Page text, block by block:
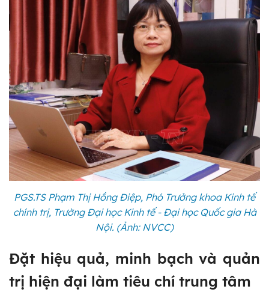
PGS.TS Phạm Thị Hồng Điệp, Phó Trưởng khoa Kinh tế
chính trị, Trường Đại học Kinh tế - Đại học Quốc gia Hà
Nội. (Ảnh: NVCC)
Đặt hiệu quả, minh bạch và quản
trị hiện đại làm tiêu chí trung tâm